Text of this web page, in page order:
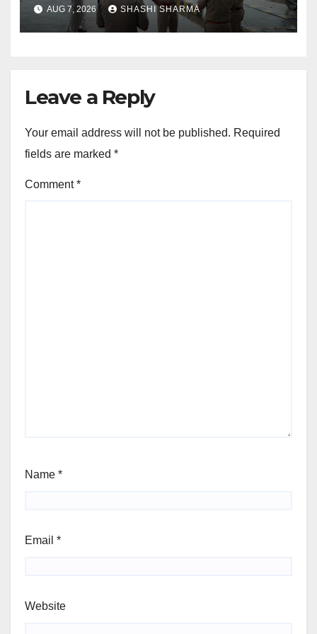
AUG 7, 2026 SHASHI SHARMA
Leave a Reply
Your email address will not be published. Required
fields are marked *
Comment*
Name *
Email *
Website